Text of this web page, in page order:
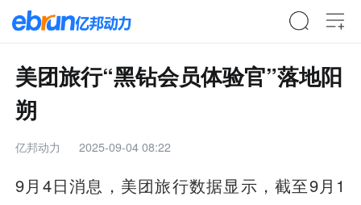
美团旅行“黑钻会员体验官”落地阳
朔
亿邦动力 2025-09-04 08:22
9月4日消息，美团旅行数据显示，截至9月1